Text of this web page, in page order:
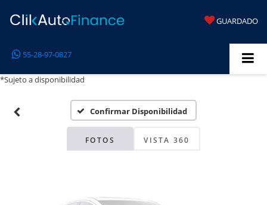
GUARDADO
55-28-97-0827
*Sujeto a disponibilidad
Confirmar Disponibilidad
FOTOS VISTA 360
Disponibles
Por favor, revise luego